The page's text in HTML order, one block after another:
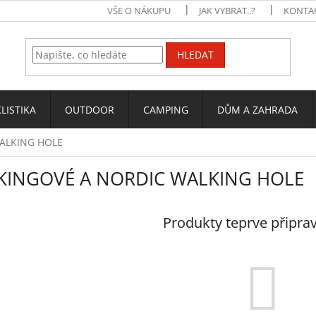
VŠE O NÁKUPU JAK VYBRAT..?
HLEDAT
OUTDOOR CAMPING DŮM A ZAHRADA
HOLE
A NORDIC WALKING HOLE
Produkty teprve